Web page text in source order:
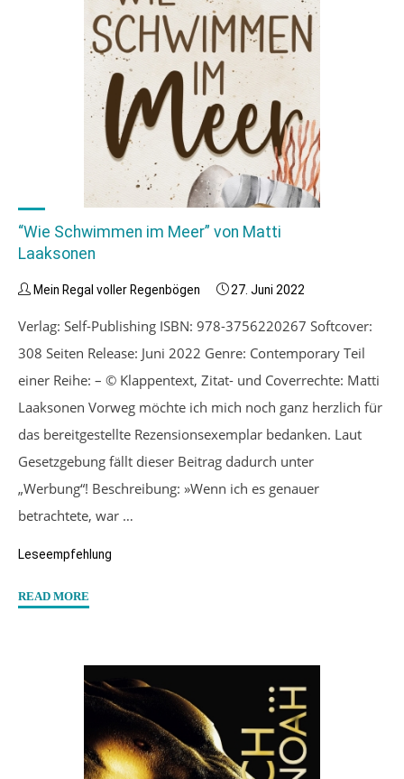
“Wie Schwimmen im Meer” von Matti
Laaksonen
Mein Regal voller Regenbögen 27. Juni 2022
Verlag: Self-Publishing ISBN: 978-3756220267 Softcover:
308 Seiten Release: Juni 2022 Genre: Contemporary Teil
einer Reihe: – © Klappentext, Zitat- und Coverrechte: Matti
Laaksonen Vorweg möchte ich mich noch ganz herzlich für
das bereitgestellte Rezensionsexemplar bedanken. Laut
Gesetzgebung fällt dieser Beitrag dadurch unter
„Werbung“! Beschreibung: »Wenn ich es genauer
betrachtete, war …
Leseempfehlung
READ MORE
Meer”
von
Matti
Laaksonen"